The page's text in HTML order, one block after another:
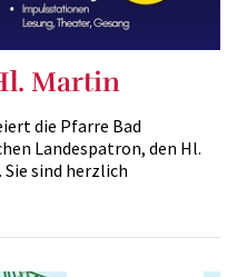
Martin
die Pfarre Bad
Landespatron, den Hl.
sind herzlich